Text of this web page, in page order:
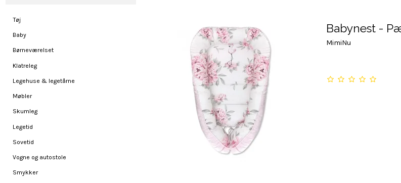
Tøj
Baby
Børneværelset
Klatreleg
Legehuse & legetårne
Møbler
Skumleg
Legetid
Sovetid
Vogne og autostole
Smykker
Babynest -
MimiNu